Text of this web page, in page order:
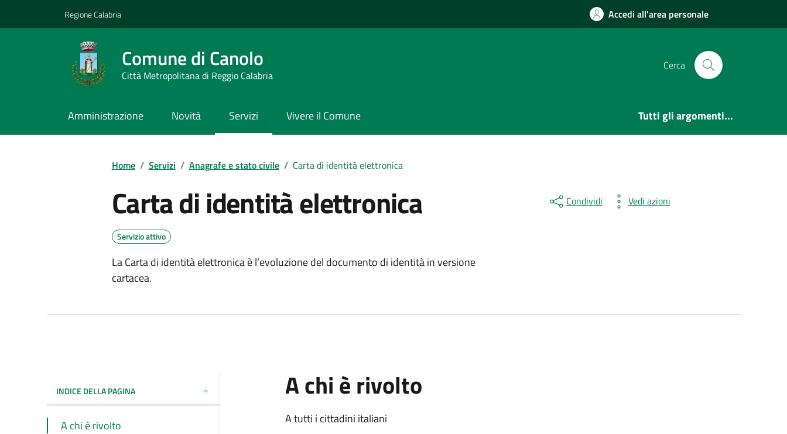
Regione Calabria Accedi all'area personale
Comune di Canolo
Città Metropolitana di Reggio Calabria
Cerca
Amministrazione Novità Servizi Vivere il Comune Tutti gli argomenti...
Home / Servizi / Anagrafe e stato civile / Carta di identità elettronica
Carta di identità elettronica
Servizio attivo
La Carta di identità elettronica è l’evoluzione del documento di identità in versione
cartacea.
Condividi Vedi azioni
INDICE DELLA PAGINA
A chi è rivolto
A chi è rivolto
A tutti i cittadini italiani